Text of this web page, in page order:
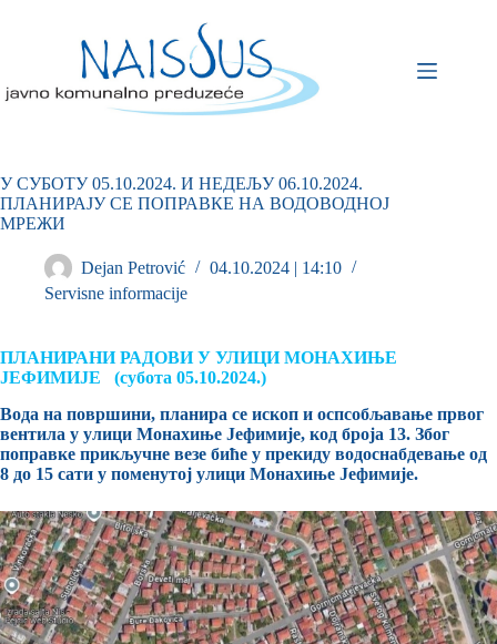
У СУБОТУ 05.10.2024. И НЕДЕЉУ 06.10.2024.
ПЛАНИРАЈУ СЕ ПОПРАВКЕ НА ВОДОВОДНОЈ
МРЕЖИ
Dejan Petrović
04.10.2024 | 14:10
Servisne informacije
ПЛАНИРАНИ РАДОВИ У УЛИЦИ МОНАХИЊЕ
ЈЕФИМИЈЕ (субота 05.10.2024.)
Вода на површини, планира се ископ и оспсобљавање првог
вентила у улици Монахиње Јефимије, код броја 13. Због
поправке прикључне везе биће у прекиду водоснабдевање од
8 до 15 сати у поменутој улици Монахиње Јефимије.